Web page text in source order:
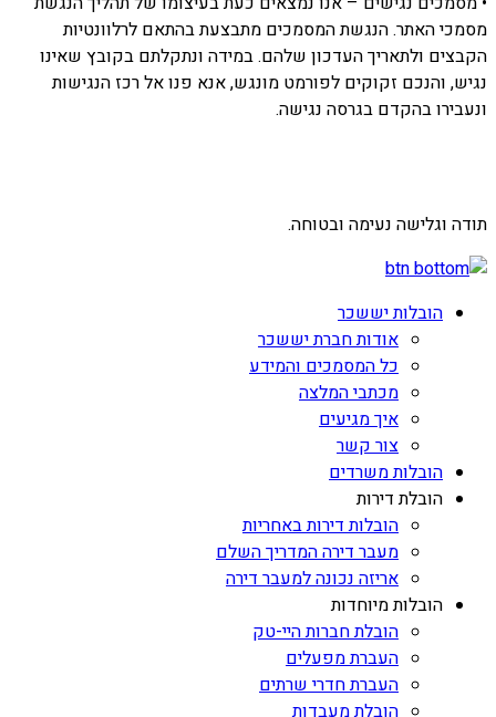
מסמכי האתר. הנגשת המסמכים מתבצעת בהתאם לרלוונטיות
הקבצים ולתאריך העדכון שלהם. במידה ונתקלתם בקובץ שאינו
נגיש, והנכם זקוקים לפורמט מונגש, אנא פנו אל רכז הנגישות
ונעבירו בהקדם בגרסה נגישה.
תודה וגלישה נעימה ובטוחה.
הובלות יששכר
אודות חברת יששכר
כל המסמכים והמידע
מכתבי המלצה
איך מגיעים
צור קשר
הובלות משרדים
הובלת דירות
הובלות דירות באחריות
מעבר דירה המדריך השלם
אריזה נכונה למעבר דירה
הובלות מיוחדות
הובלת חברות היי-טק
העברת מפעלים
העברת חדרי שרתים
הובלת מעבדות